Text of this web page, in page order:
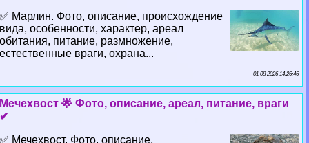
✅ Марлин. Фото, описание, происхождение
вида, особенности, хаpaктер, ареал
обитания, питание, размножение,
естественные враги, охрана...
01 08 2026 14:26:46
Мечехвост 🌟 Фото, описание, ареал, питание, враги
✔
✅ Мечехвост. Фото, описание,